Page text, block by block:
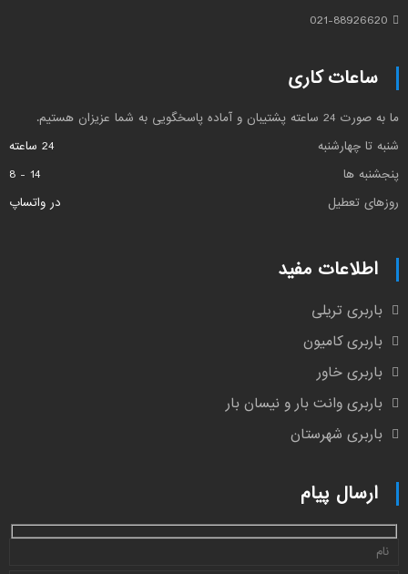
021-88926620
ساعات کاری
ما به صورت 24 ساعته پشتیبان و آماده پاسخگویی به شما عزیزان هستیم.
شنبه تا چهارشنبه
24 ساعته
پنجشنبه ها
14 - 8
روزهای تعطیل
در واتساپ
اطلاعات مفید
باربری تریلی
باربری کامیون
باربری خاور
باربری وانت بار و نیسان بار
باربری شهرستان
ارسال پیام